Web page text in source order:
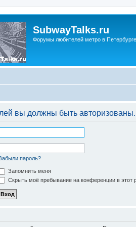
SubwayTalks.ru
Форумы любителей метро в Петербурге
вы должны быть авторизованы.
пароль?
Запомнить меня
Скрыть моё пребывание на конференции в этот